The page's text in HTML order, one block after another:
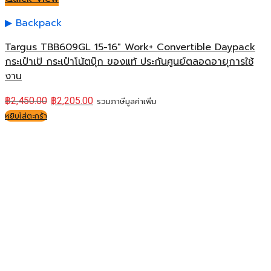
Backpack
Targus TBB609GL 15-16″ Work+ Convertible Daypack
กระเป๋าเป้ กระเป๋าโน้ตบุ๊ก ของแท้ ประกันศูนย์ตลอดอายุการใช้
งาน
฿2,450.00 ฿2,205.00 รวมภาษีมูลค่าเพิ่ม
หยิบใส่ตะกร้า